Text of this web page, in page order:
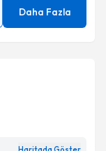
Daha Fazla